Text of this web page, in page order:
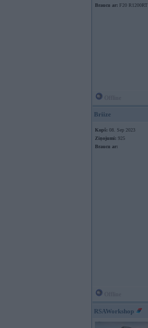
Braucu ar: F20 R1200RT
Briize
Kopš: 08. Sep 2023
Ziņojumi: 925
Braucu ar:
RSAWorkshop